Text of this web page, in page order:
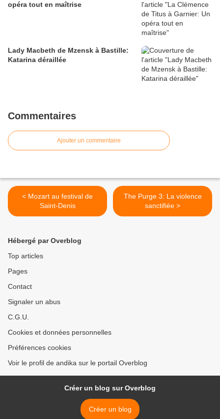
opéra tout en maîtrise
Lady Macbeth de Mzensk à Bastille:
Katarina déraillée
Commentaires
Ajouter un commentaire
< Mozart au festival de
Saint-Denis
The Purge 3: La violence
sanctifiée >
Hébergé par Overblog
Top articles
Pages
Contact
Signaler un abus
C.G.U.
Cookies et données personnelles
Préférences cookies
Voir le profil de andika sur le portail Overblog
Créer un blog sur Overblog
Créer un blog